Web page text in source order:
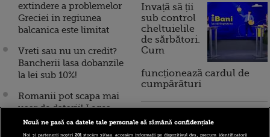
extindere a problemelor
Greciei in regiunea
balcanica este limitat
Vreti sau nu un credit?
Bancherii lasa dobanzile
la lei sub 10%!
Romanii pot scapa mai
usor de datorii! Legea
falimentului personal pe
cale sa fie aprobata tacit
Invață să ții
sub control
cheltuielile
de sărbători.
Cum
funcționează cardul de
cumpărături
Incont , site-ul Știrile Pro
Nouă ne pasă ca datele tale personale să rămână confidențiale
Noi și partenerii noștri201stocăm și/sau accesăm informații pe dispozitivul dvs., precum identificatorii